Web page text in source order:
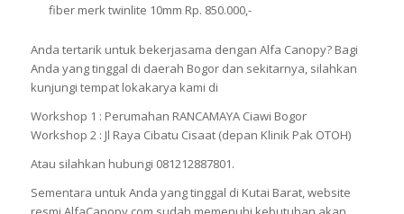
fiber merk twinlite 10mm Rp. 850.000,-
Anda tertarik untuk bekerjasama dengan Alfa Canopy? Bagi
Anda yang tinggal di daerah Bogor dan sekitarnya, silahkan
kunjungi tempat lokakarya kami di
Workshop 1 : Perumahan RANCAMAYA Ciawi Bogor
Workshop 2 : Jl Raya Cibatu Cisaat (depan Klinik Pak OTOH)
Atau silahkan hubungi 081212887801.
Sementara untuk Anda yang tinggal di Kutai Barat, website